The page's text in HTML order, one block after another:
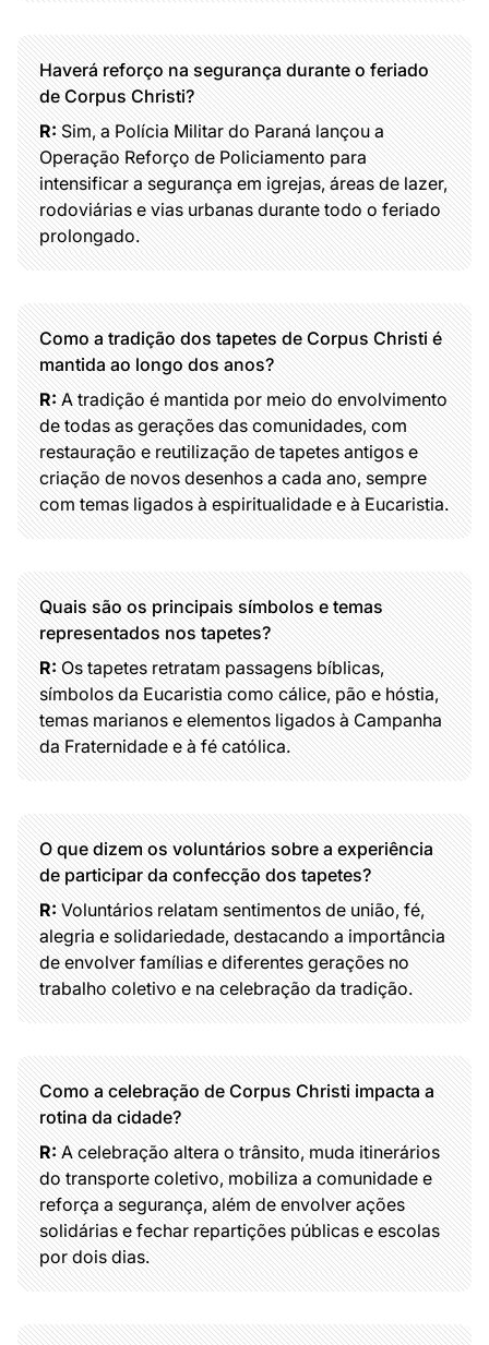
Haverá reforço na segurança durante o feriado
de Corpus Christi?
R:Sim, a Polícia Militar do Paraná lançou a
Operação Reforço de Policiamento para
intensificar a segurança em igrejas, áreas de lazer,
rodoviárias e vias urbanas durante todo o feriado
prolongado.
Como a tradição dos tapetes de Corpus Christi é
mantida ao longo dos anos?
R:A tradição é mantida por meio do envolvimento
de todas as gerações das comunidades, com
restauração e reutilização de tapetes antigos e
criação de novos desenhos a cada ano, sempre
com temas ligados à espiritualidade e à Eucaristia.
Quais são os principais símbolos e temas
representados nos tapetes?
R:Os tapetes retratam passagens bíblicas,
símbolos da Eucaristia como cálice, pão e hóstia,
temas marianos e elementos ligados à Campanha
da Fraternidade e à fé católica.
O que dizem os voluntários sobre a experiência
de participar da confecção dos tapetes?
R:Voluntários relatam sentimentos de união, fé,
alegria e solidariedade, destacando a importância
de envolver famílias e diferentes gerações no
trabalho coletivo e na celebração da tradição.
Como a celebração de Corpus Christi impacta a
rotina da cidade?
R:A celebração altera o trânsito, muda itinerários
do transporte coletivo, mobiliza a comunidade e
reforça a segurança, além de envolver ações
solidárias e fechar repartições públicas e escolas
por dois dias.